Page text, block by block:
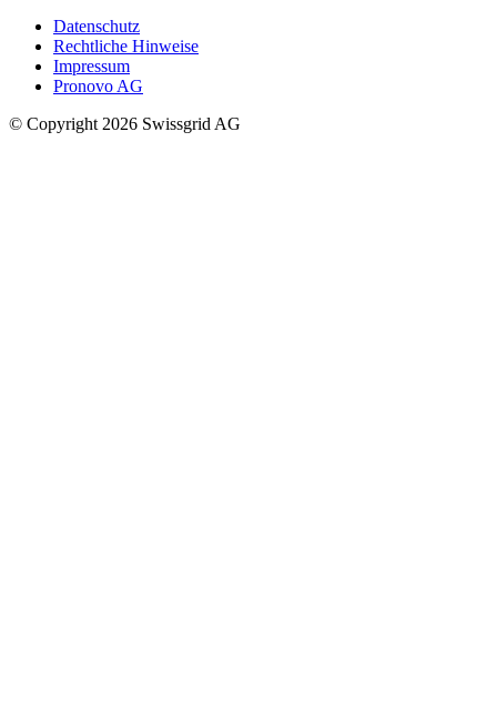
Datenschutz
Rechtliche Hinweise
Impressum
Pronovo AG
© Copyright 2026 Swissgrid AG